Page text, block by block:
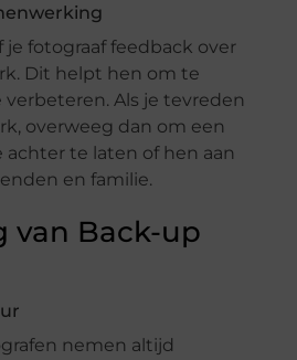
je fotograaf feedback over
Dit helpt hen om te
Als je tevreden
overweeg dan om een
achter te laten of hen aan
en familie.
van Back-up
nemen altijd